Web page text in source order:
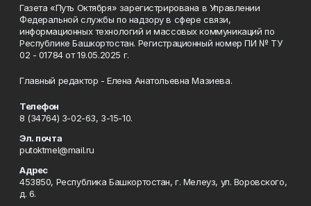
Газета «Путь Октября» зарегистрирована в Управлении
Федеральной службы по надзору в сфере связи,
информационных технологий и массовых коммуникаций по
Республике Башкортостан. Регистрационный номер ПИ № ТУ
02 - 01784 от 19.05.2025 г.
Главный редактор - Елена Анатольевна Мазиева.
Телефон
8 (34764) 3-02-63, 3-15-10.
Эл. почта
putoktmel@mail.ru
Адрес
453850, Республика Башкортостан, г. Мелеуз, ул. Воровского,
д. 6.